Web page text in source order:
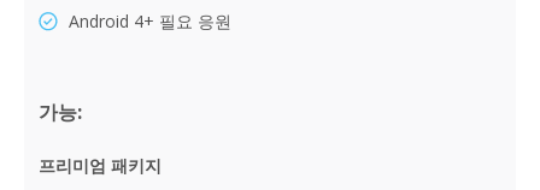
Android 4+ 필요 응원
가능:
프리미엄 패키지